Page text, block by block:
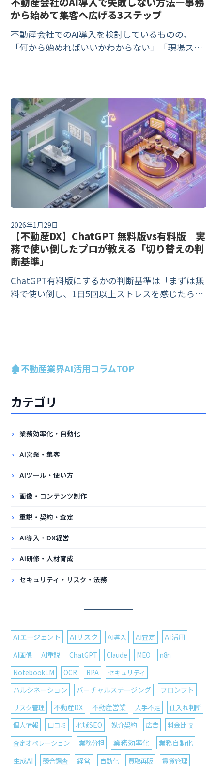
から始めて集客へ広げる3ステップ
不動産会社でのAI導入を検討しているものの、
「何から始めればいいかわからない」「現場スタ
2026年1月29日
【不動産DX】ChatGPT 無料版vs有料版｜実
務で使い倒したプロが教える「切り替えの判
断基準」
ChatGPT有料版にするかの判断基準は「まずは無
料で使い倒し、1日5回以上ストレスを感じたら有
🏚️不動産業界AI活用コラムTOP
カテゴリ
業務効率化・自動化
AI営業・集客
AIツール・使い方
画像・コンテンツ制作
重説・契約・査定
AI導入・DX経営
AI研修・人材育成
セキュリティ・リスク・法務
AIエージェント AIリスク AI導入 AI査定 AI活用
AI画像 AI重説 ChatGPT Claude MEO
n8n
NotebookLM
OCR RPA セキュリティ
ハルシネーション バーチャルステージング プロンプト
リスク管理 不動産DX 不動産営業 人手不足
仕入れ判断
個人情報
口コミ 地域SEO 媒介契約 広告
料金比較
査定オペレーション
業務分担 業務効率化 業務自動化
生成AI 競合調査 経営 自動化 買取再販
賃貸管理